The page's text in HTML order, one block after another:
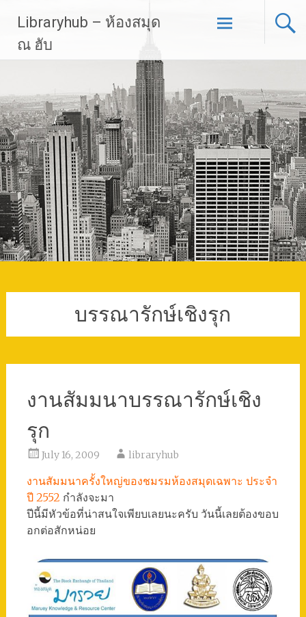
content
Libraryhub – ห้องสมุด
ณ ฮับ
บรรณารักษ์เชิงรุก
งานสัมมนาบรรณารักษ์เชิง
รุก
July 16, 2009 libraryhub
งานสัมมนาครั้งใหญ่ของชมรมห้องสมุดเฉพาะ ประจำ
ปี 2552 กำลังจะมา
ปีนี้มีหัวข้อที่น่าสนใจเพียบเลยนะครับ วันนี้เลยต้องขอบ
อกต่อสักหน่อย